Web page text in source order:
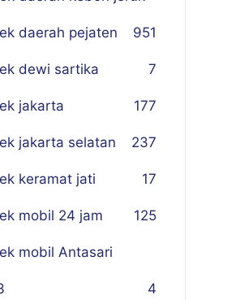
51
daerah pejaten 9
dewi sartika 7
jakarta 177
jakarta selatan 237
keramat jati 17
mobil 24 jam 125
mobil Antasari
4